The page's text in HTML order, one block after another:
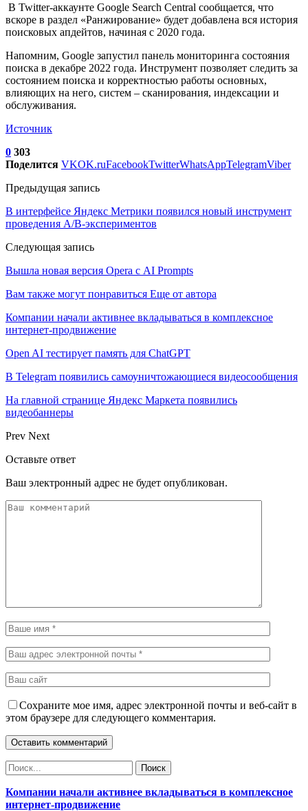
В Twitter-аккаунте Google Search Central сообщается, что
вскоре в раздел «Ранжирование» будет добавлена вся история
поисковых апдейтов, начиная с 2020 года.
Напомним, Google запустил панель мониторинга состояния
поиска в декабре 2022 года. Инструмент позволяет следить за
состоянием поиска и корректностью работы основных,
влияющих на него, систем – сканирования, индексации и
обслуживания.
Источник
0 303
Поделится VKOK.ruFacebookTwitterWhatsAppTelegramViber
Предыдущая запись
В интерфейсе Яндекс Метрики появился новый инструмент
проведения A/B-экспериментов
Следующая запись
Вышла новая версия Opera с AI Prompts
Вам также могут понравиться Еще от автора
Компании начали активнее вкладываться в комплексное
интернет-продвижение
Open AI тестирует память для ChatGPT
В Telegram появились самоуничтожающиеся видеосообщения
На главной странице Яндекс Маркета появились
видеобаннеры
Prev Next
Оставьте ответ
Ваш электронный адрес не будет опубликован.
Сохраните мое имя, адрес электронной почты и веб-сайт в
этом браузере для следующего комментария.
Компании начали активнее вкладываться в комплексное
интернет-продвижение